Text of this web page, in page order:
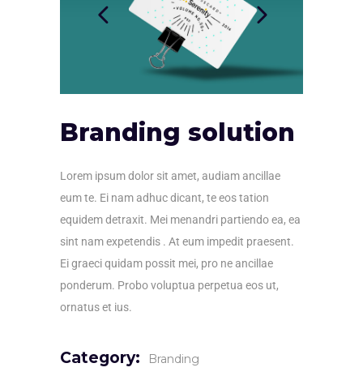
Branding solution
Lorem ipsum dolor sit amet, audiam ancillae
eum te. Ei nam adhuc dicant, te eos tation
equidem detraxit. Mei menandri partiendo ea, ea
sint nam expetendis . At eum impedit praesent.
Ei graeci quidam possit mei, pro ne ancillae
ponderum. Probo voluptua perpetua eos ut,
ornatus et ius.
Category: Branding